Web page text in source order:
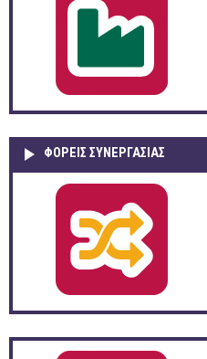
ΦΟΡΕΙΣ ΣΥΝΕΡΓΑΣΙΑΣ